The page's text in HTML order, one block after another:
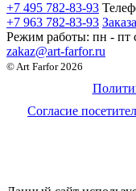
+7 495 782-83-93
+7 963 782-83-93
Режим работы: пн - пт
zakaz@art-farfor.ru
© Art Farfor 2026
Согласие